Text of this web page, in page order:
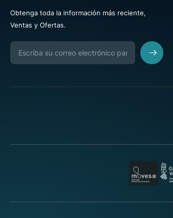
Obtenga toda la información más reciente,
Ventas y Ofertas.